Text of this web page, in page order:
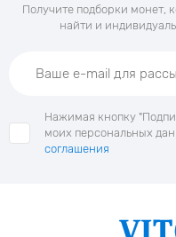
Получите подборки монет,
найти и
Нажимая кнопку
моих персональных
соглашения